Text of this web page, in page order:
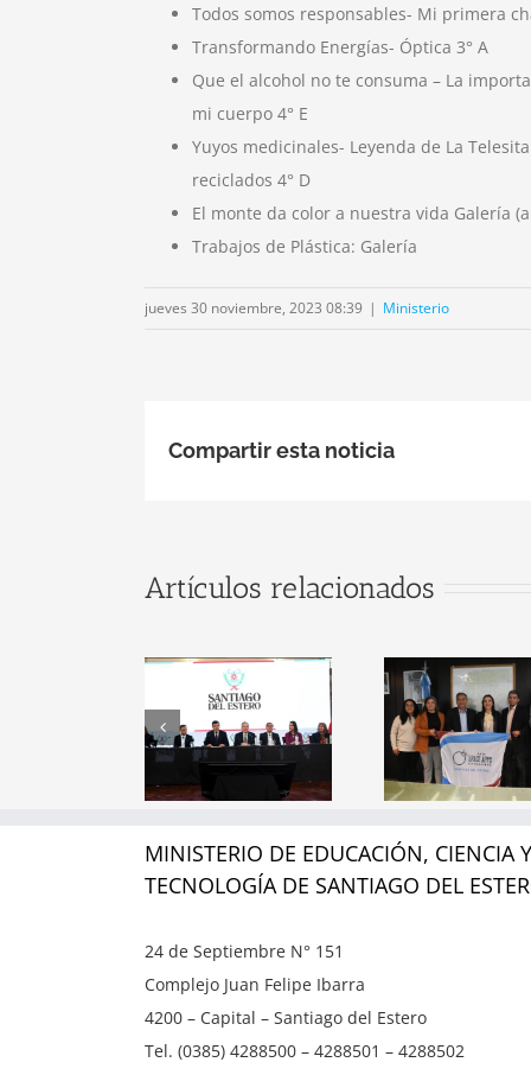
Todos somos responsables- Mi primera
Transformando Energías- Óptica 3° A
Que el alcohol no te consuma – La
mi cuerpo 4° E
Yuyos medicinales- Leyenda de La
reciclados 4° D
El monte da color a nuestra vida Galería
Trabajos de Plástica: Galería
jueves 30 noviembre, 2023 08:39 | Ministerio
Compartir esta noticia
Artículos relacionados
Estero será
sede oficial
del NASA
Space Apps
2026
el
MINISTERIO DE EDUCACIÓN, CIENCIA Y
TECNOLOGÍA DE SANTIAGO DEL
24 de Septiembre N° 151
Complejo Juan Felipe Ibarra
4200 – Capital – Santiago del Estero
Tel. (0385) 4288500 – 4288501 – 4288502